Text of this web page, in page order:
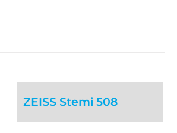
ZEISS Stemi 508